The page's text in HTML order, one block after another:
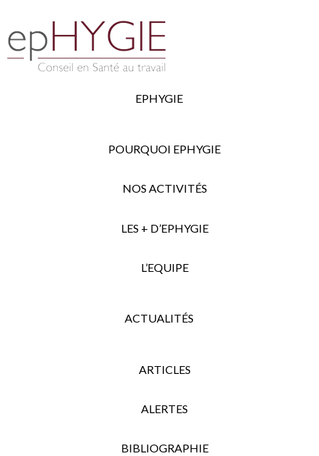
EPHYGIE
POURQUOI EPHYGIE
NOS ACTIVITÉS
LES + D’EPHYGIE
L’EQUIPE
ACTUALITÉS
ARTICLES
ALERTES
BIBLIOGRAPHIE